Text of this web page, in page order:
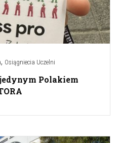
, Osiągniecia Uczelni
Polakiem